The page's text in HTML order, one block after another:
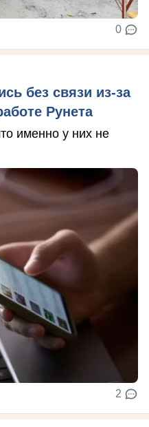
0
без связи из-за
Рунета
именно у них не
2